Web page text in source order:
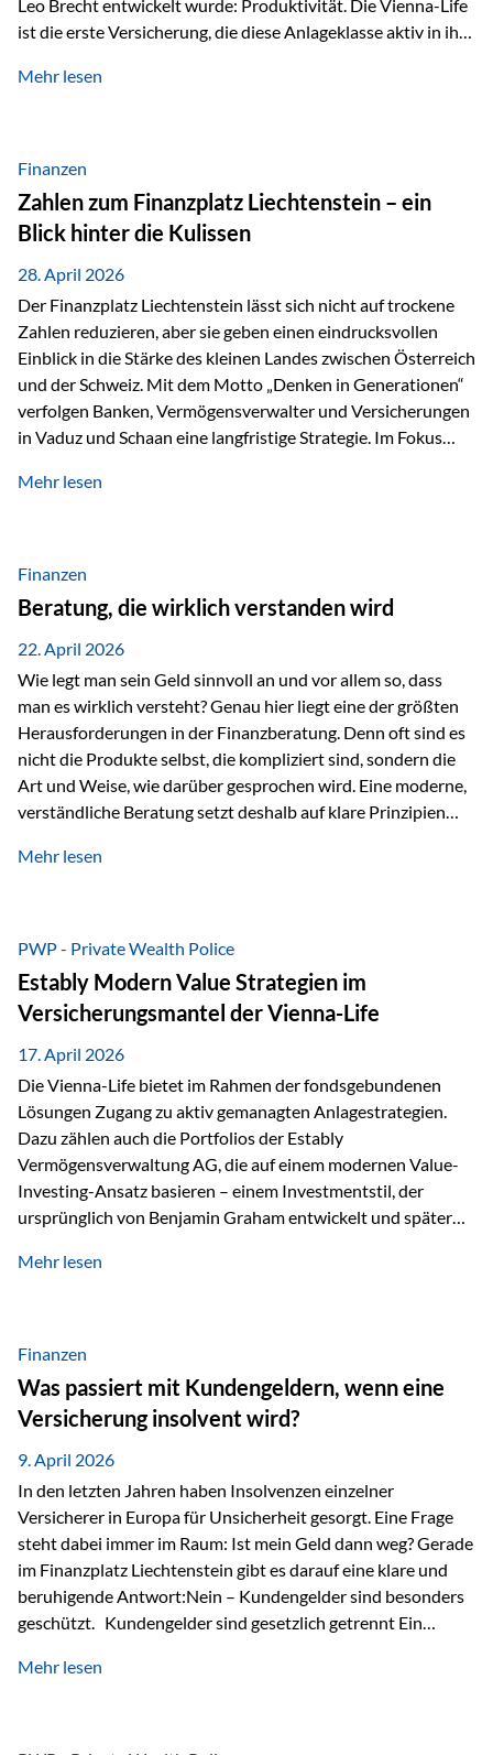
Leo Brecht entwickelt wurde: Produktivität. Die Vienna-Life
ist die erste Versicherung, die diese Anlageklasse aktiv in ihre
Vorreiter. Warum auf das Thema Produktivität setzen? Die
Wirtschaftswachstum, verändern die Spielregeln für
Investoren. Produktivität adressiert genau diese
Herausforderungen, da wirtschaftliches Wachstum
langfristig durch Produktivitätssteigerung entsteht, also
durch die Fähigkeit von Unternehmen, mehr…
Mehr lesen
Finanzen
Zahlen zum Finanzplatz Liechtenstein – ein
Blick hinter die Kulissen
28. April 2026
Der Finanzplatz Liechtenstein lässt sich nicht auf trockene
Zahlen reduzieren, aber sie geben einen eindrucksvollen
Einblick in die Stärke des kleinen Landes zwischen Österreich
und der Schweiz. Mit dem Motto „Denken in Generationen“
verfolgen Banken, Vermögensverwalter und Versicherungen
in Vaduz und Schaan eine langfristige Strategie. Im Fokus
Marktzugang Liechtenstein hat sich in den letzten Jahren zu
verfügbaren Kennzahlen (Stand Ende 2024, veröffentlicht
2025/2026)…
Mehr lesen
Finanzen
Beratung, die wirklich verstanden wird
22. April 2026
Wie legt man sein Geld sinnvoll an und vor allem so, dass
man es wirklich versteht? Genau hier liegt eine der größten
Herausforderungen in der Finanzberatung. Denn oft sind es
nicht die Produkte selbst, die kompliziert sind, sondern die
Art und Weise, wie darüber gesprochen wird. Eine moderne,
verständliche Beratung setzt deshalb auf klare Prinzipien
fünf zentrale Faktoren: eine saubere Struktur, breite
diesem Thema liefern unter anderem die praxisnahen
Ansätze von Finanzexperte Klaus Rost, der seit vielen Jahren
für eine verständliche und…
Mehr lesen
PWP - Private Wealth Police
Estably Modern Value Strategien im
Versicherungsmantel der Vienna-Life
17. April 2026
Die Vienna-Life bietet im Rahmen der fondsgebundenen
Lösungen Zugang zu aktiv gemanagten Anlagestrategien.
Dazu zählen auch die Portfolios der Estably
Vermögensverwaltung AG, die auf einem modernen Value-
Investing-Ansatz basieren – einem Investmentstil, der
ursprünglich von Benjamin Graham entwickelt und später
Modernes Value Investing als Grundlage Der
Fokus stehen Unternehmen, deren Börsenkurs unter ihrem
inneren Wert liegt. Neben klassischen
Bewertungskennzahlen werden auch qualitative Faktoren
wie Geschäftsmodell, Wettbewerbsvorteile und
Managementqualität…
Mehr lesen
Finanzen
Was passiert mit Kundengeldern, wenn eine
Versicherung insolvent wird?
9. April 2026
In den letzten Jahren haben Insolvenzen einzelner
Versicherer in Europa für Unsicherheit gesorgt. Eine Frage
steht dabei immer im Raum: Ist mein Geld dann weg? Gerade
im Finanzplatz Liechtenstein gibt es darauf eine klare und
beruhigende Antwort:Nein – Kundengelder sind besonders
geschützt. Kundengelder sind gesetzlich getrennt Ein
sogenannte Sondermasse. Das bedeutet:Die
Mehr lesen